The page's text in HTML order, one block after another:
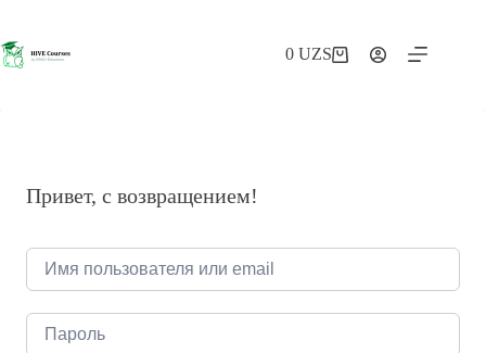
сути
Корзина
0UZS
Привет, с возвращением!